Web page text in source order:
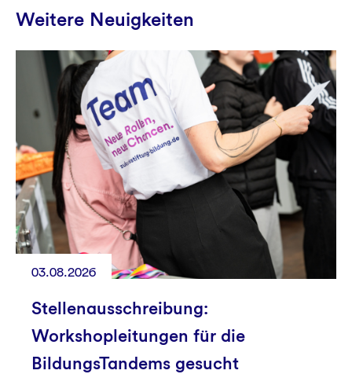
Weitere Neuigkeiten
03.08.2026
Stellenausschreibung:
Workshopleitungen für die
BildungsTandems gesucht